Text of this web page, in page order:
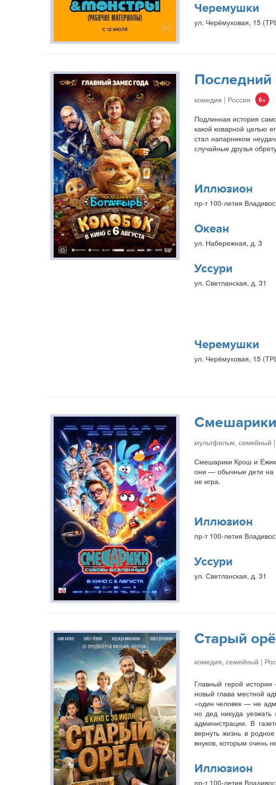
Черемушки
ул. Черёмуховая, 15
Последний
комедия | Россия 6+
Подлинная история
какой коварной целью
стал напарником
случайные друзья
Иллюзион
пр-т 100-летия
Океан
ул. Набережная, д. 3
Уссури
ул. Светланская, д. 31
Черемушки
ул. Черёмуховая, 15
мультфильм, семейный |
Смешарики Крош и Ёжик
они — обычные дети на
не игра.
Иллюзион
пр-т 100-летия
Уссури
ул. Светланская, д. 31
Старый
комедия, семейный |
Главный герой
новый глава местной
«один человек — не
но дед никуда
администрации. В
вернуть жизнь в
внуков, которым очень
Иллюзион
пр-т 100-летия